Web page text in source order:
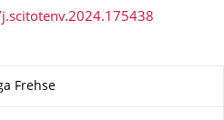
Frehse